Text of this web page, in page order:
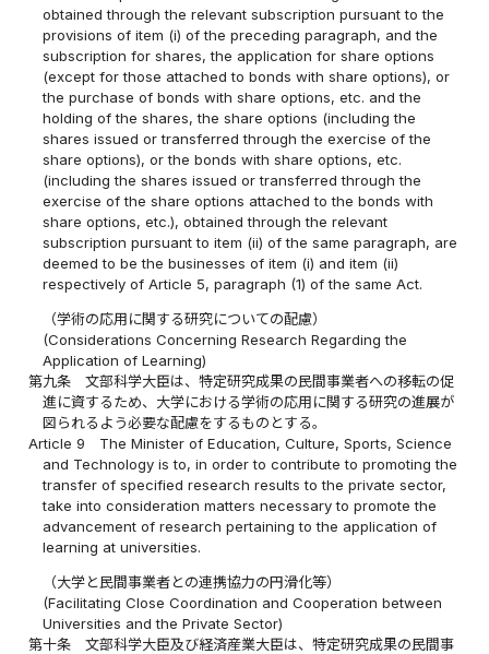
obtained through the relevant subscription pursuant to the
provisions of item (i) of the preceding paragraph, and the
subscription for shares, the application for share options
(except for those attached to bonds with share options), or
the purchase of bonds with share options, etc. and the
holding of the shares, the share options (including the
shares issued or transferred through the exercise of the
share options), or the bonds with share options, etc.
(including the shares issued or transferred through the
exercise of the share options attached to the bonds with
share options, etc.), obtained through the relevant
subscription pursuant to item (ii) of the same paragraph, are
deemed to be the businesses of item (i) and item (ii)
respectively of Article 5, paragraph (1) of the same Act.
（学術の応用に関する研究についての配慮）
(Considerations Concerning Research Regarding the
Application of Learning)
第九条
文部科学大臣は、特定研究成果の民間事業者への移転の促
進に資するため、大学における学術の応用に関する研究の進展が
図られるよう必要な配慮をするものとする。
Article 9
The Minister of Education, Culture, Sports, Science
and Technology is to, in order to contribute to promoting the
transfer of specified research results to the private sector,
take into consideration matters necessary to promote the
advancement of research pertaining to the application of
learning at universities.
（大学と民間事業者との連携協力の円滑化等）
(Facilitating Close Coordination and Cooperation between
Universities and the Private Sector)
第十条
文部科学大臣及び経済産業大臣は、特定研究成果の民間事